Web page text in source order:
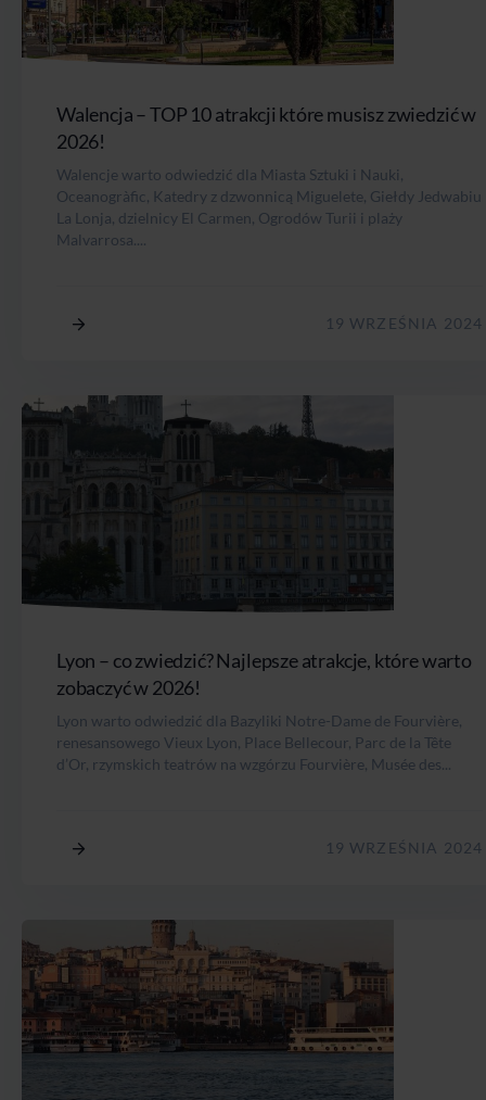
Walencja – TOP 10 atrakcji które musisz zwiedzić w
2026!
Walencje warto odwiedzić dla Miasta Sztuki i Nauki,
Oceanogràfic, Katedry z dzwonnicą Miguelete, Giełdy Jedwabiu
La Lonja, dzielnicy El Carmen, Ogrodów Turii i plaży
Malvarrosa....
19 WRZEŚNIA 2024
Lyon – co zwiedzić? Najlepsze atrakcje, które warto
zobaczyć w 2026!
Lyon warto odwiedzić dla Bazyliki Notre-Dame de Fourvière,
renesansowego Vieux Lyon, Place Bellecour, Parc de la Tête
d’Or, rzymskich teatrów na wzgórzu Fourvière, Musée des...
19 WRZEŚNIA 2024